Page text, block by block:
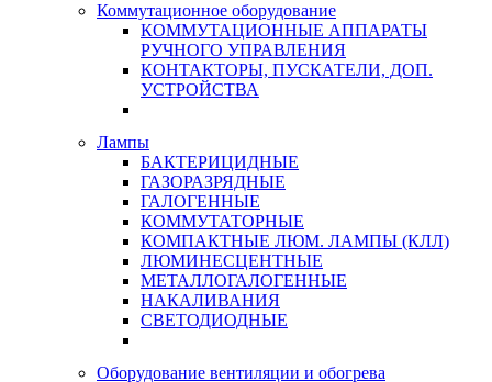
Коммутационное оборудование
КОММУТАЦИОННЫЕ АППАРАТЫ
РУЧНОГО УПРАВЛЕНИЯ
КОНТАКТОРЫ, ПУСКАТЕЛИ, ДОП.
УСТРОЙСТВА
Лампы
БАКТЕРИЦИДНЫЕ
ГАЗОРАЗРЯДНЫЕ
ГАЛОГЕННЫЕ
КОММУТАТОРНЫЕ
КОМПАКТНЫЕ ЛЮМ. ЛАМПЫ (КЛЛ)
ЛЮМИНЕСЦЕНТНЫЕ
МЕТАЛЛОГАЛОГЕННЫЕ
НАКАЛИВАНИЯ
СВЕТОДИОДНЫЕ
Оборудование вентиляции и обогрева